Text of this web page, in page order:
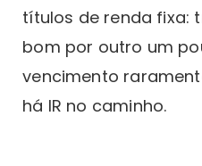
títulos de renda fixa:
bom por outro um
vencimento
há IR no caminho.